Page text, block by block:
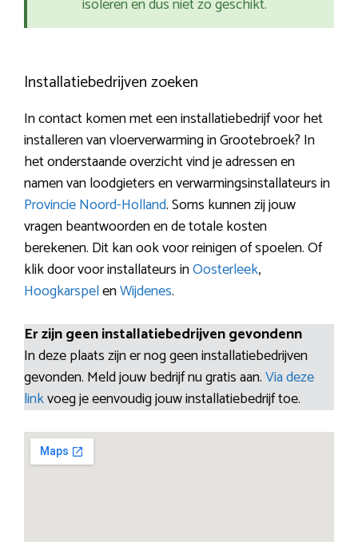
isoleren en dus niet zo geschikt.
Installatiebedrijven zoeken
In contact komen met een installatiebedrijf voor het
installeren van vloerverwarming in Grootebroek? In
het onderstaande overzicht vind je adressen en
namen van loodgieters en verwarmingsinstallateurs in
Provincie Noord-Holland. Soms kunnen zij jouw
vragen beantwoorden en de totale kosten
berekenen. Dit kan ook voor reinigen of spoelen. Of
klik door voor installateurs inOosterleek,
HoogkarspelenWijdenes.
Er zijn geen installatiebedrijven gevondenn
In deze plaats zijn er nog geen installatiebedrijven
gevonden. Meld jouw bedrijf nu gratis aan.Via deze
linkvoeg je eenvoudig jouw installatiebedrijf toe.